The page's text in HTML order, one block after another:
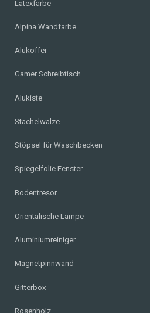
Latexfarbe
Alpina Wandfarbe
Alukoffer
Gamer Schreibtisch
Alukiste
Stachelwalze
Stöpsel für Waschbecken
Spiegelfolie Fenster
Bodentresor
Orientalische Lampe
Aluminiumreiniger
Magnetpinnwand
Gitterbox
Rosenholz